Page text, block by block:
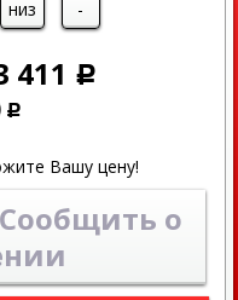
низ -
411 Р
Р
Вашу цену!
о